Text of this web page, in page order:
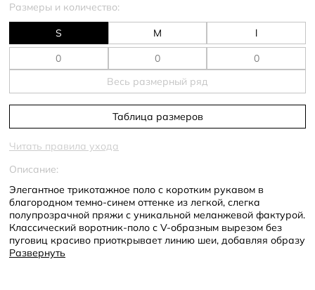
Размеры и количество:
S M l
Весь размерный ряд
Таблица размеров
Читать правила ухода
Описание:
Элегантное трикотажное поло с коротким рукавом в
благородном темно-синем оттенке из легкой, слегка
полупрозрачной пряжи с уникальной меланжевой фактурой.
Классический воротник-поло с V-образным вырезом без
пуговиц красиво приоткрывает линию шеи, добавляя образу
легкой небрежности и французского шика.
Развернуть